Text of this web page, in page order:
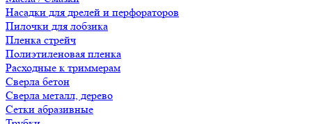
Насадки для дрелей и перфораторов
Пилочки для лобзика
Пленка стрейч
Полиэтиленовая пленка
Расходные к триммерам
Сверла бетон
Сверла металл, дерево
Сетки абразивные